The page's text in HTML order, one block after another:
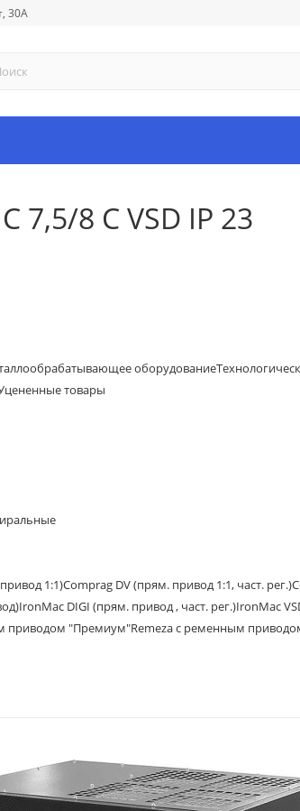
30А
7,5/8 C VSD IP 23
оборудование
товары
1:1)Comprag DV (прям. привод 1:1, част. рег.)
IronMac DIGI (прям. привод , част. рег.)IronMac
приводом "Премиум"Remeza с ременным